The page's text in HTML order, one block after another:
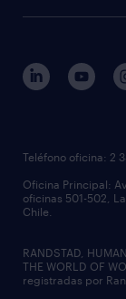
Teléfono oficina: 2
Oficina Principal:
oficinas 501-502,
Chile.
RANDSTAD,
THE WORLD OF
registradas por